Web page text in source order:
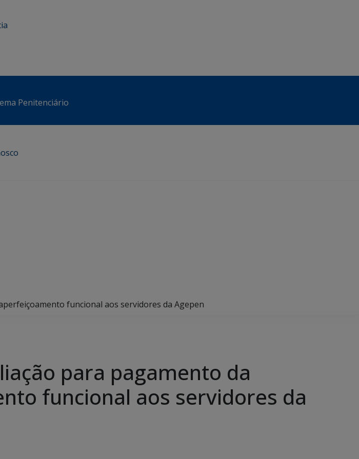
Penitenciário
funcional aos servidores da Agepen
para pagamento da
funcional aos servidores da